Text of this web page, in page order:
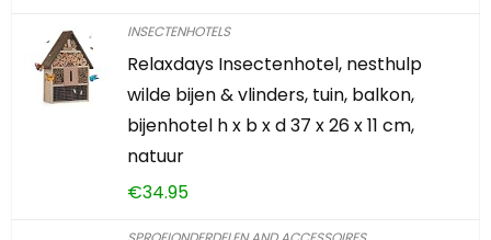
INSECTENHOTELS
Relaxdays Insectenhotel, nesthulp
wilde bijen & vlinders, tuin, balkon,
bijenhotel h x b x d 37 x 26 x 11 cm,
natuur
€34.95